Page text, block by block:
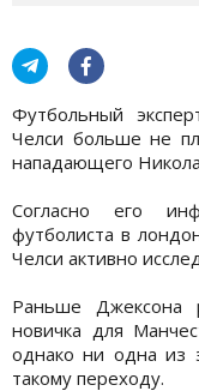
Футбольный
Челси больше не
нападающего
Согласно его
футболиста в
Челси активно
Раньше Джексона
новичка для
однако ни одна из
такому переходу.